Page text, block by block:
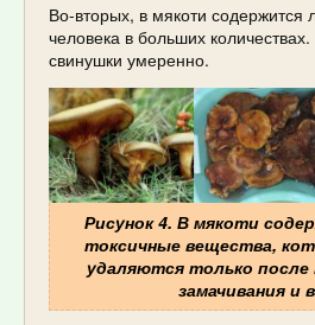
Во-вторых, в мякоти содержится
человека в больших
свинушки умеренно.
Рисунок 4. В мякоти
токсичные вещества,
удаляются только после
замачивания и